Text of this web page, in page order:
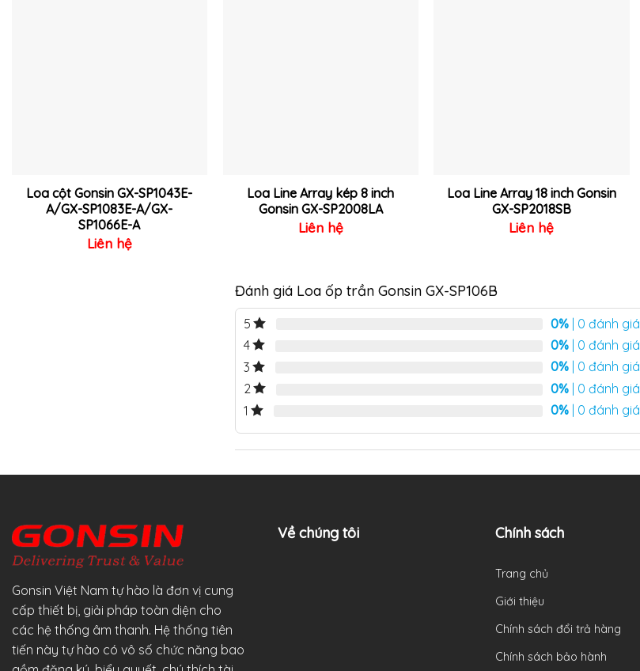
Loa cột Gonsin GX-SP1043E-
A/GX-SP1083E-A/GX-
SP1066E-A
Liên hệ
Loa Line Array kép 8 inch
Gonsin GX-SP2008LA
Liên hệ
Loa Line Array 18 inch Gonsin
GX-SP2018SB
Liên hệ
Đánh giá Loa ốp trần Gonsin GX-SP106B
5 0% | 0 đánh giá
4
0% | 0 đánh giá
3
0% | 0 đánh giá
2
0% | 0 đánh giá
1
0% | 0 đánh giá
Gonsin Việt Nam tự hào là đơn vị cung
cấp thiết bị, giải pháp toàn diện cho
các hệ thống âm thanh. Hệ thống tiên
tiến này tự hào có vô số chức năng bao
Về chúng tôi Chính sách
Trang chủ
Giới thiệu
Chính sách đổi trả hàng
Chính sách bảo hành